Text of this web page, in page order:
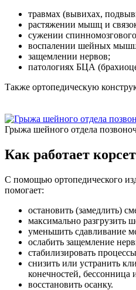
травмах (вывихах,
растяжении мышц и
сужении
воспалении шейных
защемлении нервов;
патологиях БЦА
Также ортопедическую
Грыжа шейного отдела
Как работает
С помощью ортопедического
помогает:
остановить (замедлить)
максимально разгрузить
уменьшить сдавливание
ослабить защемление
стабилизировать
снизить или устранить
конечностей, бессонница
восстановить осанку.